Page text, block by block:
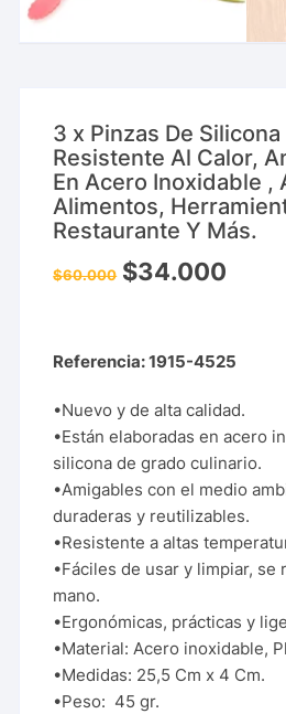
3 x Pinzas De
Resistente Al Calor,
En Acero Inoxidable ,
Alimentos,
Restaurante Y Más.
$60.000 $34.000
Referencia: 1915-4525
•Nuevo y de alta calidad.
•Están elaboradas en acero
silicona de grado culinario.
•Amigables con el medio
duraderas y reutilizables.
•Resistente a altas
•Fáciles de usar y limpiar, se
mano.
•Ergonómicas, prácticas y
•Material: Acero inoxidable,
•Medidas: 25,5 Cm x 4 Cm.
•Peso: 45 gr.